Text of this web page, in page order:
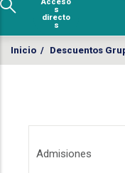
s
directo
s
Inicio / Descuentos
Admisiones